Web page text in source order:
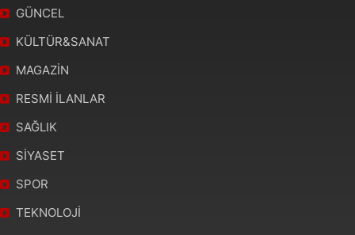
GÜNCEL
KÜLTÜR&SANAT
MAGAZİN
RESMİ İLANLAR
SAĞLIK
SİYASET
SPOR
TEKNOLOJİ